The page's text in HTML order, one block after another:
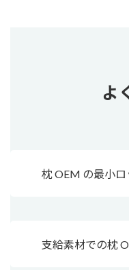
よ
枕 OEM の最小
支給素材での枕